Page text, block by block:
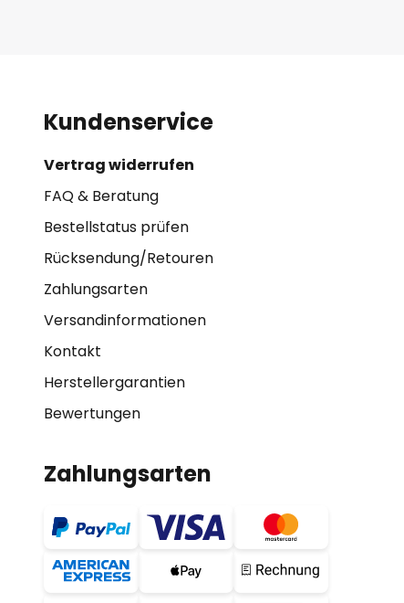
Kundenservice
Vertrag widerrufen
FAQ & Beratung
Bestellstatus prüfen
Rücksendung/Retouren
Zahlungsarten
Versandinformationen
Kontakt
Herstellergarantien
Bewertungen
Zahlungsarten